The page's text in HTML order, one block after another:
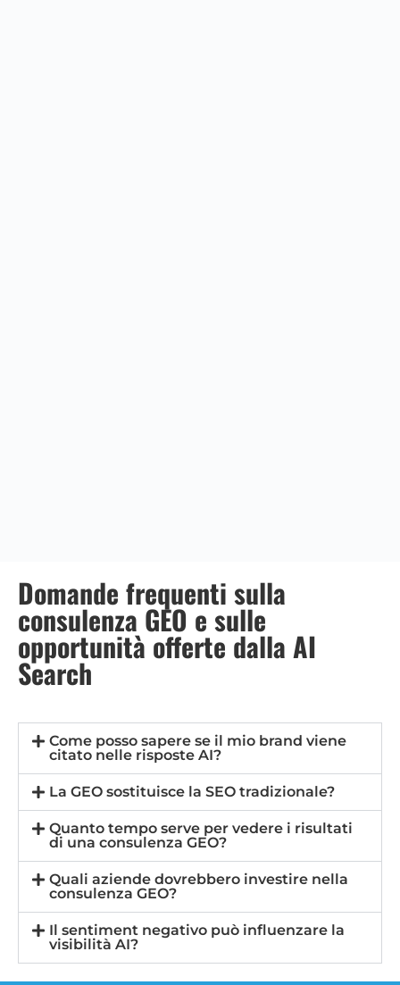
Domande frequenti sulla
consulenza GEO e sulle
opportunità offerte dalla AI
Search
Come posso sapere se il mio brand viene
citato nelle risposte AI?
La GEO sostituisce la SEO tradizionale?
Quanto tempo serve per vedere i risultati
di una consulenza GEO?
Quali aziende dovrebbero investire nella
consulenza GEO?
Il sentiment negativo può influenzare la
visibilità AI?